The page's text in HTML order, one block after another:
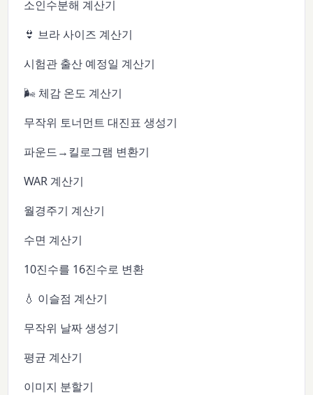
소인수분해 계산기
👙 브라 사이즈 계산기
시험관 출산 예정일 계산기
🌬️ 체감 온도 계산기
무작위 토너먼트 대진표 생성기
파운드→킬로그램 변환기
WAR 계산기
월경주기 계산기
수면 계산기
10진수를 16진수로 변환
💧 이슬점 계산기
무작위 날짜 생성기
평균 계산기
이미지 분할기